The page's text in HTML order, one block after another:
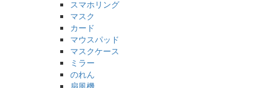
スマホリング
マスク
カード
マウスパッド
マスクケース
ミラー
のれん
扇風機